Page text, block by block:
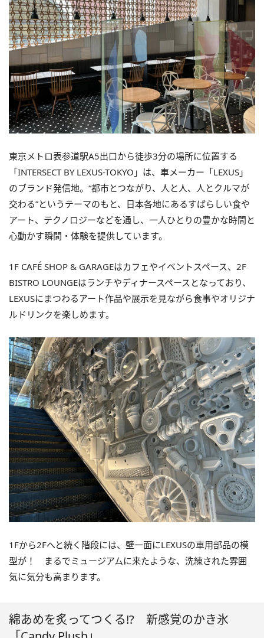
東京メトロ表参道駅A5出口から徒歩3分の場所に位置する
「INTERSECT BY LEXUS-TOKYO」は、車メーカー「LEXUS」
のブランド発信地。“都市とつながり、人と人、人とクルマが
交わる”というテーマのもと、日本各地にあるすばらしい食や
アート、テクノロジーなどを通し、一人ひとりの豊かな時間と
心動かす瞬間・体験を提供しています。
1F CAFÉ SHOP & GARAGEはカフェやイベントスペース、2F
BISTRO LOUNGEはランチやディナースペースとなっており、
LEXUSにまつわるアート作品や展示を見ながら食事やオリジナ
ルドリンクを楽しめます。
1Fから2Fへと続く階段には、壁一面にLEXUSの車用部品の模
型が！ まるでミュージアムに来たような、洗練された雰囲
気に気分も高まります。
綿あめを炙ってつくる!? 新感覚のかき氷